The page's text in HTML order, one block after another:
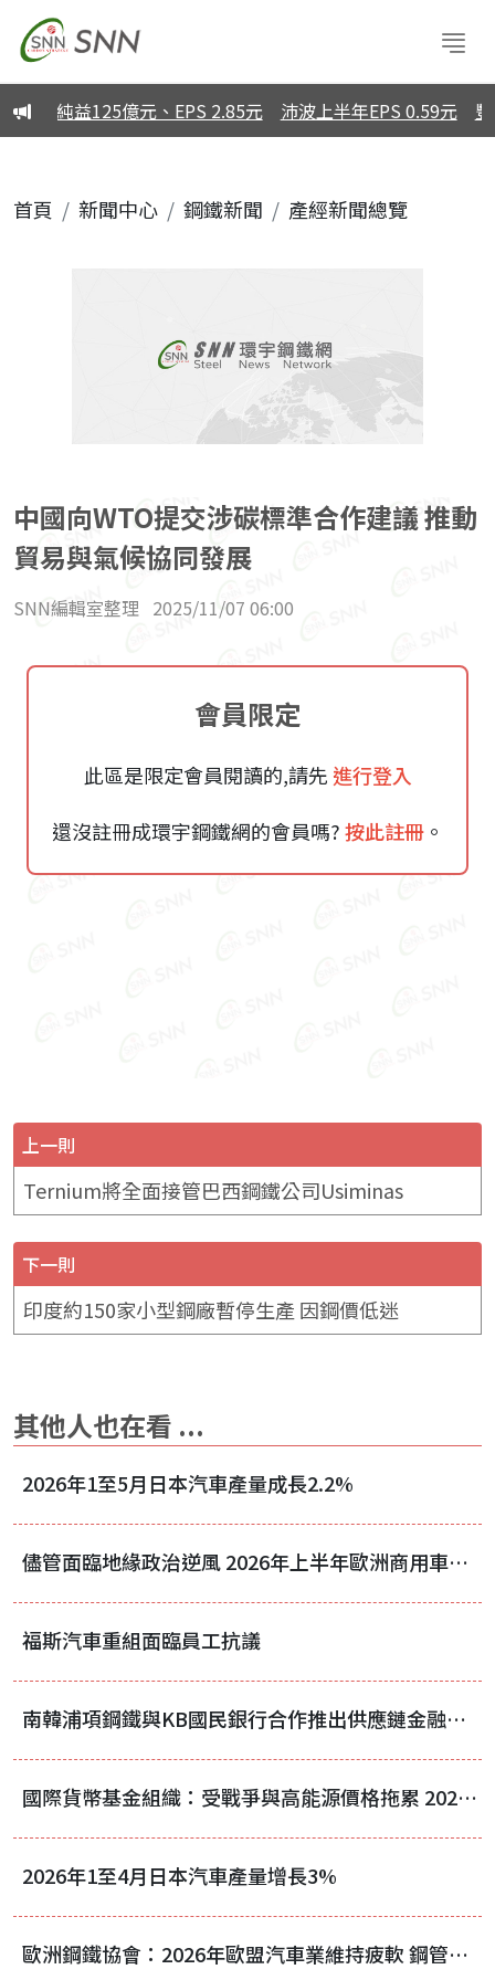
純益125億元、EPS 2.85元 沛波上半年EPS 0.59元 豐興
首頁 新聞中心 鋼鐵新聞 產經新聞總覽
中國向WTO提交涉碳標準合作建議 推動
貿易與氣候協同發展
SNN編輯室整理 2025/11/07 06:00
會員限定
此區是限定會員閱讀的,請先 進行登入
還沒註冊成環宇鋼鐵網的會員嗎?按此註冊。
上一則
Ternium將全面接管巴西鋼鐵公司Usiminas
下一則
印度約150家小型鋼廠暫停生產 因鋼價低迷
其他人也在看 ...
2026年1至5月日本汽車產量成長2.2%
儘管面臨地緣政治逆風 2026年上半年歐洲商用車註冊量仍成長3.7%
福斯汽車重組面臨員工抗議
南韓浦項鋼鐵與KB國民銀行合作推出供應鏈金融服務
國際貨幣基金組織：受戰爭與高能源價格拖累 2026年全球經濟預估成長3%
2026年1至4月日本汽車產量增長3%
歐洲鋼鐵協會：2026年歐盟汽車業維持疲軟 鋼管產量僅微幅成長